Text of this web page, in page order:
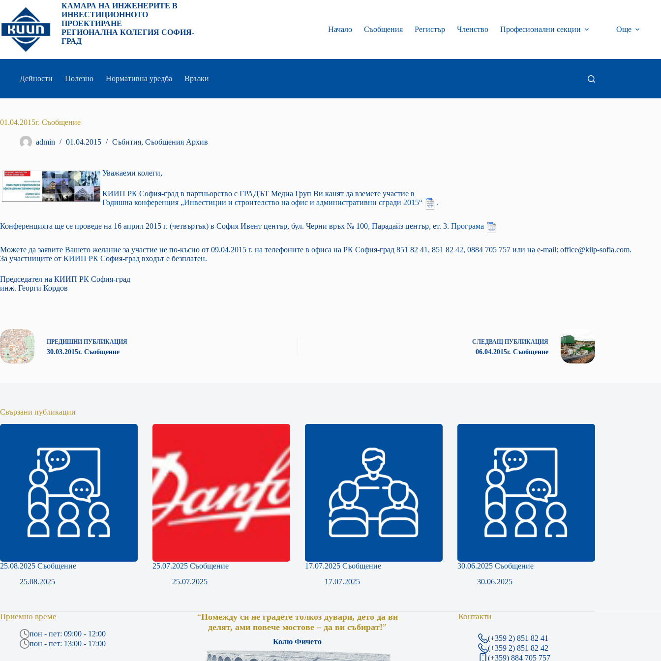
съдържанието
КАМАРА НА ИНЖЕНЕРИТЕ В
ИНВЕСТИЦИОННОТО
ПРОЕКТИРАНЕ
РЕГИОНАЛНА КОЛЕГИЯ СОФИЯ-
ГРАД
Начало Съобщения Регистър Членство Професионални секции Още
Дейности Полезно Нормативна уредба Връзки
01.04.2015г. Съобщение
admin 01.04.2015 Събития, Съобщения Архив
Уважаеми колеги,
КИИП РК София-град в партньорство с ГРАДЪТ Медиа Груп Ви канят да вземете участие в
Годишна конференция „Инвестиции и строителство на офис и административни сгради 2015“
.
Конференцията ще се проведе на 16 април 2015 г. (четвъртък) в София Ивент център, бул. Черни връх № 100, Парадайз център, ет. 3. Програма
Можете да заявите Вашето желание за участие не по-късно от 09.04.2015 г. на телефоните в офиса на РК София-град 851 82 41, 851 82 42, 0884 705 757 или на e-mail: office@kiip-sofia.com.
За участниците от КИИП РК София-град входът е безплатен.
Председател на КИИП РК София-град
инж. Георги Кордов
ПРЕДИШНИ ПУБЛИКАЦИЯ
30.03.2015г. Съобщение
СЛЕДВАЩ ПУБЛИКАЦИЯ
06.04.2015г. Съобщение
Свързани публикации
25.08.2025 Съобщение
25.08.2025
25.07.2025 Съобщение
25.07.2025
17.07.2025 Съобщение
17.07.2025
30.06.2025 Съобщение
30.06.2025
Приемно време
пон - пет: 09:00 - 12:00
пон - пет: 13:00 - 17:00
“Помежду си не градете толкоз дувари, дето да ви
делят, ами повече мостове – да ви събират!”
Колю Фичето
Контакти
(+359 2) 851 82 41
(+359 2) 851 82 42
(+359) 884 705 757